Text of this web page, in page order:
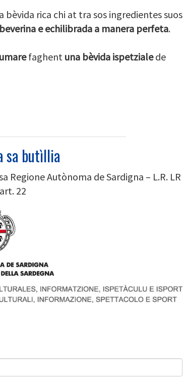
bèvida rica chi at tra sos ingredientes suos
beverina e echilibrada a manera perfeta.
faghent una bèvida ispetzialede
sa butìllia
Autònoma de Sardigna – L.R. LR
22